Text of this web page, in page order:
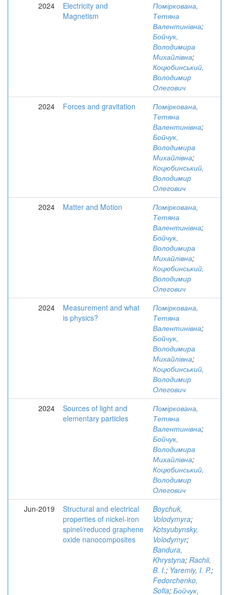
2024
Electricity and
Magnetism
Поміркована,
Тетяна
Валентинівна;
Бойчук,
Володимира
Михайлівна;
Коцюбинський,
Володимир
Олегович
2024
Forces and gravitation
Поміркована,
Тетяна
Валентинівна;
Бойчук,
Володимира
Михайлівна;
Коцюбинський,
Володимир
Олегович
2024
Matter and Motion
Поміркована,
Тетяна
Валентинівна;
Бойчук,
Володимира
Михайлівна;
Коцюбинський,
Володимир
Олегович
2024
Measurement and what
is physics?
Поміркована,
Тетяна
Валентинівна;
Бойчук,
Володимира
Михайлівна;
Коцюбинський,
Володимир
Олегович
2024
Sources of light and
elementary particles
Поміркована,
Тетяна
Валентинівна;
Бойчук,
Володимира
Михайлівна;
Коцюбинський,
Володимир
Олегович
Jun-2019
Structural and electrical
properties of nickel-iron
spinel/reduced graphene
oxide nanocomposites
Boychuk,
Volodymyra;
Kotsyubynsky,
Volodymyr;
Bandura,
Khrystyna; Rachii,
B. I.; Yaremiy, I. P.;
Fedorchenko,
Sofia; Бойчук,